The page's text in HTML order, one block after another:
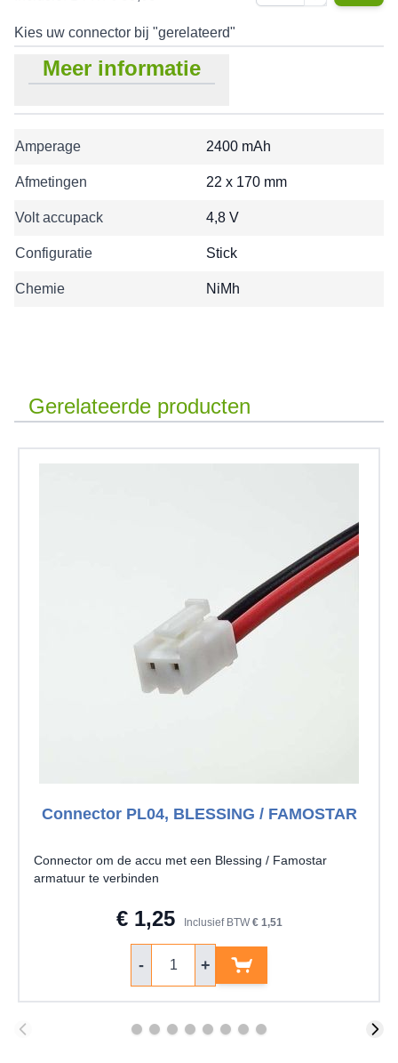
Kies uw connector bij "gerelateerd"
Meer informatie
Amperage 2400 mAh
Afmetingen 22 x 170 mm
Volt accupack 4,8 V
Configuratie Stick
Chemie NiMh
Gerelateerde producten
Connector PL04, BLESSING / FAMOSTAR
Connector om de accu met een Blessing / Famostar
armatuur te verbinden
€ 1,25 Inclusief BTW € 1,51
- +